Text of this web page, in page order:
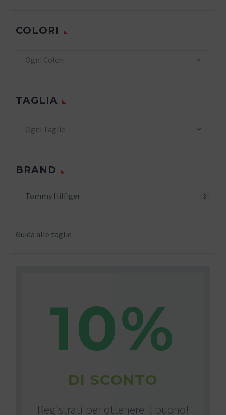
COLORI
Ogni Colori
TAGLIA
Ogni Taglie
BRAND
Tommy Hilfiger 3
Guida alle taglie
10%
DI SCONTO
Registrati per ottenere il buono!